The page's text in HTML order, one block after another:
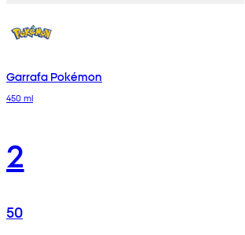
Garrafa Pokémon
450 ml
2
50